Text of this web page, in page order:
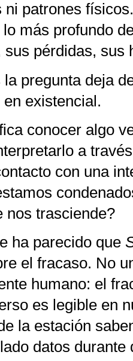
ni patrones
más profundo
sus pérdidas, sus
la pregunta deja
existencial.
conocer algo
a
con una
nos trasciende?
ha parecido que
el fracaso. No
humano: el
es legible en
la estación
datos